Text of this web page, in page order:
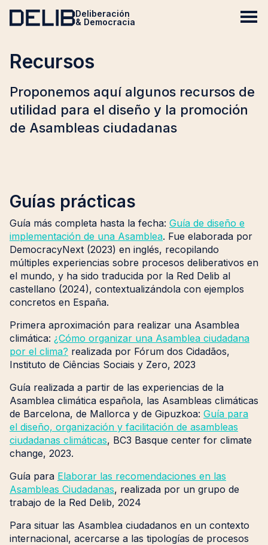
Deliberación
& Democracia
Recursos
Proponemos aquí algunos recursos de
utilidad para el diseño y la promoción
de Asambleas ciudadanas
Guías prácticas
Guía más completa hasta la fecha: Guía de diseño e
implementación de una Asamblea. Fue elaborada por
DemocracyNext (2023) en inglés, recopilando
múltiples experiencias sobre procesos deliberativos en
el mundo, y ha sido traducida por la Red Delib al
castellano (2024), contextualizándola con ejemplos
concretos en España.
Primera aproximación para realizar una Asamblea
climática: ¿Cómo organizar una Asamblea ciudadana
por el clima? realizada por Fórum dos Cidadãos,
Instituto de Ciências Sociais y Zero, 2023
Guía realizada a partir de las experiencias de la
Asamblea climática española, las Asambleas climáticas
de Barcelona, de Mallorca y de Gipuzkoa: Guía para
el diseño, organización y facilitación de asambleas
ciudadanas climáticas, BC3 Basque center for climate
change, 2023.
Guía para Elaborar las recomendaciones en las
Asambleas Ciudadanas, realizada por un grupo de
trabajo de la Red Delib, 2024
Para situar las Asamblea ciudadanos en un contexto
internacional, acercarse a las tipologías de procesos